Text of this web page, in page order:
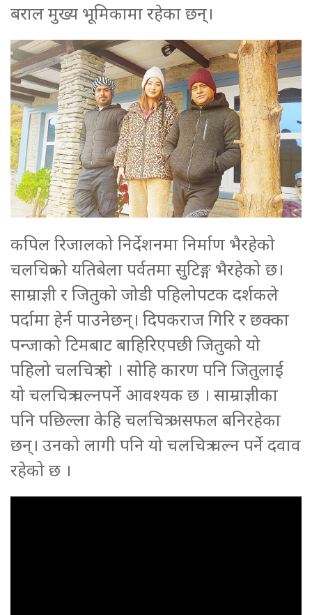
बराल मुख्य भूमिकामा रहेका छन्।
कपिल रिजालको निर्देशनमा निर्माण भैरहेको
चलचित्रको यतिबेला पर्वतमा सुटिङ्ग भैरहेको छ।
साम्राज्ञी र जितुको जोडी पहिलोपटक दर्शकले
पर्दामा हेर्न पाउनेछन्। दिपकराज गिरि र छक्का
पन्जाको टिमबाट बाहिरिएपछी जितुको यो
पहिलो चलचित्र हो । सोहि कारण पनि जितुलाई
यो चलचित्र चल्नपर्ने आवश्यक छ । साम्राज्ञीका
पनि पछिल्ला केहि चलचित्र असफल बनिरहेका
छन्। उनको लागी पनि यो चलचित्र चल्न पर्ने दवाव
रहेको छ ।